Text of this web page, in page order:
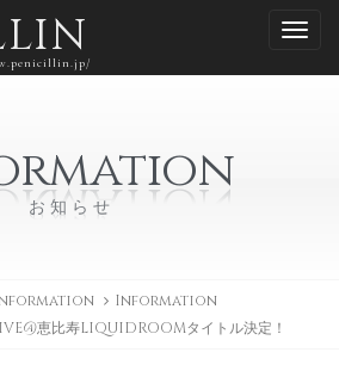
お知らせ
Information
恵比寿LIQUIDROOMタイトル決定！